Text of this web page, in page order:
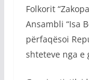
Folkorit
Ansambli “Isa
përfaqësoi
shteteve nga e